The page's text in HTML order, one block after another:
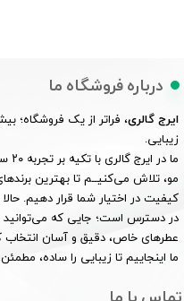
درباره فروشگاه ما
ایرج گالری، فراتر از یک فروشگاه؛
زیبایی.
مو، تلاش می‌کنیــم تا بهترین
کیفیت در اختیار شما قرار دهیم.
در دسترس است؛ جایی که می‌توانید
عطرهای خاص، دقیق و آسان انتخاب
ما اینجاییم تا زیبایی را ساده،